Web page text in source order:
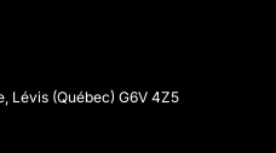
Lévis (Québec) G6V 4Z5